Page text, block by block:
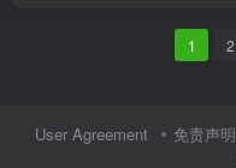
1 2
User Agreement 免责声明